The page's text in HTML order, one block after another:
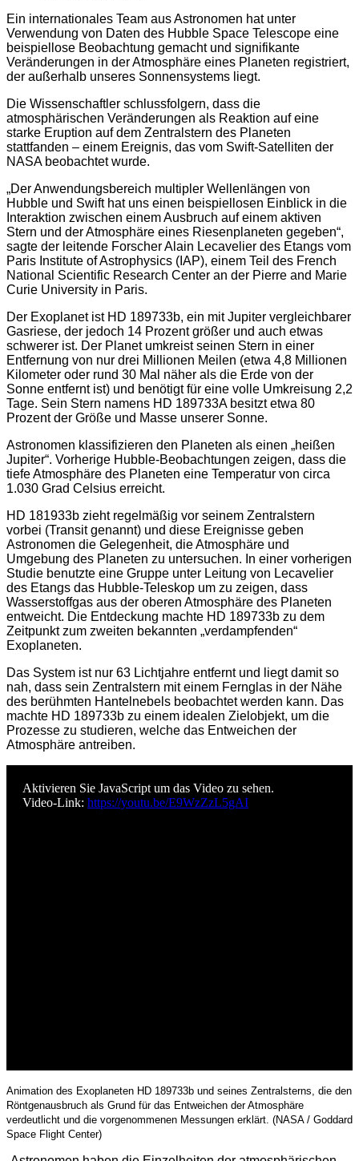
Ein internationales Team aus Astronomen hat unter
Verwendung von Daten des Hubble Space Telescope eine
beispiellose Beobachtung gemacht und signifikante
Veränderungen in der Atmosphäre eines Planeten registriert,
der außerhalb unseres Sonnensystems liegt.
Die Wissenschaftler schlussfolgern, dass die
atmosphärischen Veränderungen als Reaktion auf eine
starke Eruption auf dem Zentralstern des Planeten
stattfanden – einem Ereignis, das vom Swift-Satelliten der
NASA beobachtet wurde.
„Der Anwendungsbereich multipler Wellenlängen von
Hubble und Swift hat uns einen beispiellosen Einblick in die
Interaktion zwischen einem Ausbruch auf einem aktiven
Stern und der Atmosphäre eines Riesenplaneten gegeben“,
sagte der leitende Forscher Alain Lecavelier des Etangs vom
Paris Institute of Astrophysics (IAP), einem Teil des French
National Scientific Research Center an der Pierre and Marie
Curie University in Paris.
Der Exoplanet ist HD 189733b, ein mit Jupiter vergleichbarer
Gasriese, der jedoch 14 Prozent größer und auch etwas
schwerer ist. Der Planet umkreist seinen Stern in einer
Entfernung von nur drei Millionen Meilen (etwa 4,8 Millionen
Kilometer oder rund 30 Mal näher als die Erde von der
Sonne entfernt ist) und benötigt für eine volle Umkreisung 2,2
Tage. Sein Stern namens HD 189733A besitzt etwa 80
Prozent der Größe und Masse unserer Sonne.
Astronomen klassifizieren den Planeten als einen „heißen
Jupiter“. Vorherige Hubble-Beobachtungen zeigen, dass die
tiefe Atmosphäre des Planeten eine Temperatur von circa
1.030 Grad Celsius erreicht.
HD 181933b zieht regelmäßig vor seinem Zentralstern
vorbei (Transit genannt) und diese Ereignisse geben
Astronomen die Gelegenheit, die Atmosphäre und
Umgebung des Planeten zu untersuchen. In einer vorherigen
Studie benutzte eine Gruppe unter Leitung von Lecavelier
des Etangs das Hubble-Teleskop um zu zeigen, dass
Wasserstoffgas aus der oberen Atmosphäre des Planeten
entweicht. Die Entdeckung machte HD 189733b zu dem
Zeitpunkt zum zweiten bekannten „verdampfenden“
Exoplaneten.
Das System ist nur 63 Lichtjahre entfernt und liegt damit so
nah, dass sein Zentralstern mit einem Fernglas in der Nähe
des berühmten Hantelnebels beobachtet werden kann. Das
machte HD 189733b zu einem idealen Zielobjekt, um die
Prozesse zu studieren, welche das Entweichen der
Atmosphäre antreiben.
Aktivieren Sie JavaScript um das Video zu sehen.
Video-Link: https://youtu.be/E9WzZzL5gAI
Animation des Exoplaneten HD 189733b und seines Zentralsterns, die den
Röntgenausbruch als Grund für das Entweichen der Atmosphäre
verdeutlicht und die vorgenommenen Messungen erklärt. (NASA / Goddard
Space Flight Center)